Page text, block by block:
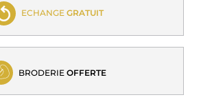
ECHANGE GRATUIT
BRODERIE OFFERTE